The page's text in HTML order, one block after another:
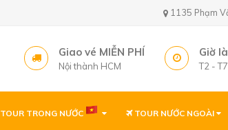
1135 Phạm
Giao vé MIỄN PHÍ
Nội thành HCM
Giờ
T2 -
Văn phòng ( gần
TOUR TRONG NƯỚC TOUR NƯỚC NGOÀI